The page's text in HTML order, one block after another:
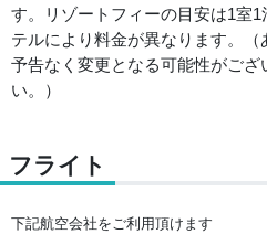
す。リゾートフィーの目安は1室
テルにより料金が異なります。（
予告なく変更となる可能性がござ
い。）
フライト
下記航空会社をご利用頂けます